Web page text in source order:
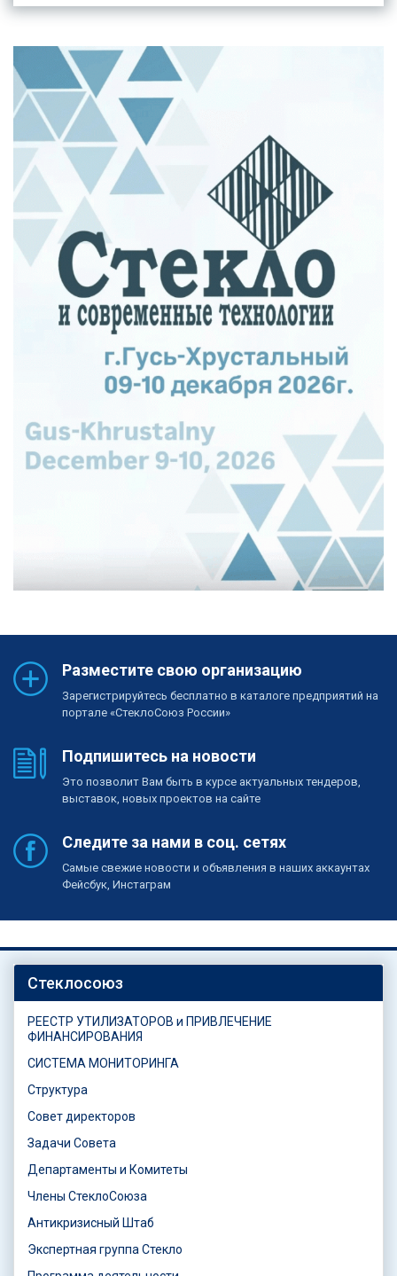
Разместите свою организацию
Зарегистрируйтесь бесплатно в каталоге предприятий на
портале «СтеклоСоюз России»
Подпишитесь на новости
Это позволит Вам быть в курсе актуальных тендеров,
выставок, новых проектов на сайте
Следите за нами в соц. сетях
Самые свежие новости и объявления в наших аккаунтах
Фейсбук, Инстаграм
Стеклосоюз
РЕЕСТР УТИЛИЗАТОРОВ и ПРИВЛЕЧЕНИЕ
ФИНАНСИРОВАНИЯ
СИСТЕМА МОНИТОРИНГА
Структура
Совет директоров
Задачи Совета
Департаменты и Комитеты
Члены СтеклоСоюза
Антикризисный Штаб
Экспертная группа Стекло